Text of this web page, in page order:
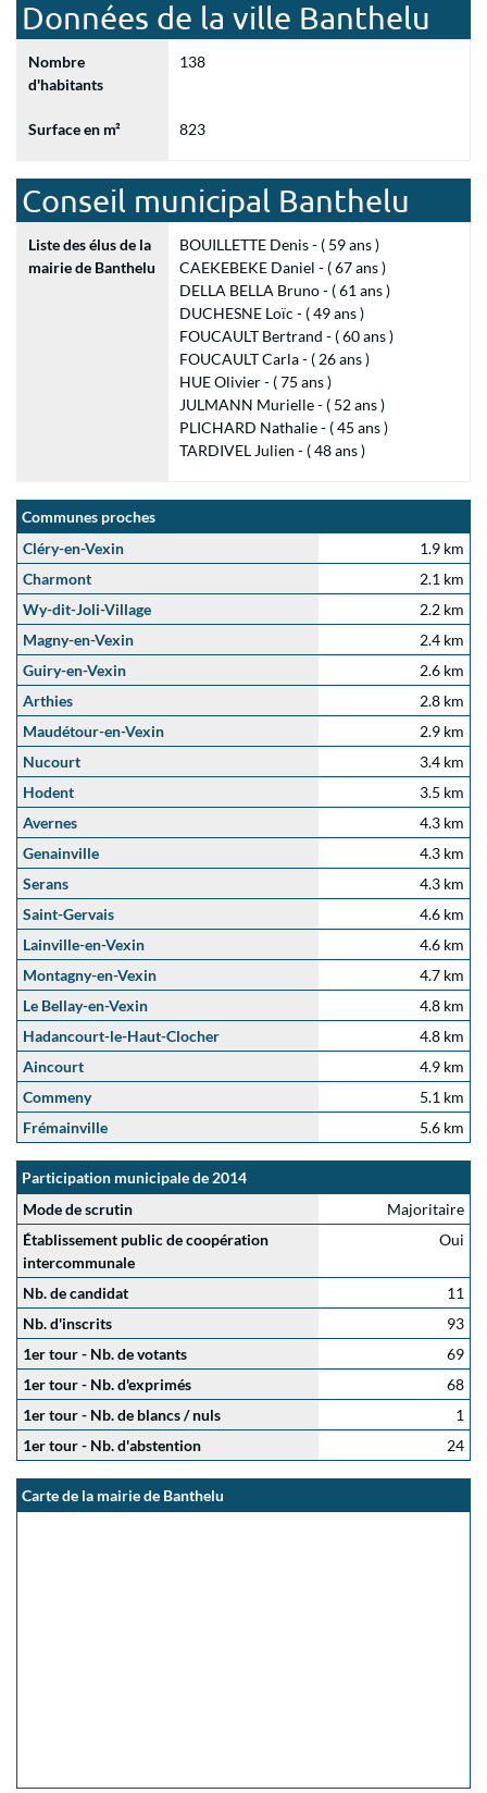
Données de la ville Banthelu
Nombre
d'habitants
138
Surface en m² 823
Conseil municipal Banthelu
Liste des élus de la
mairie de Banthelu
BOUILLETTE Denis - ( 59 ans )
CAEKEBEKE Daniel - ( 67 ans )
DELLA BELLA Bruno - ( 61 ans )
DUCHESNE Loïc - ( 49 ans )
FOUCAULT Bertrand - ( 60 ans )
FOUCAULT Carla - ( 26 ans )
HUE Olivier - ( 75 ans )
JULMANN Murielle - ( 52 ans )
PLICHARD Nathalie - ( 45 ans )
TARDIVEL Julien - ( 48 ans )
Communes proches
Cléry-en-Vexin
1.9 km
Charmont
2.1 km
Wy-dit-Joli-Village
2.2 km
Magny-en-Vexin
2.4 km
Guiry-en-Vexin
2.6 km
Arthies
2.8 km
Maudétour-en-Vexin
2.9 km
Nucourt
3.4 km
Hodent
3.5 km
Avernes
4.3 km
Genainville
4.3 km
Serans
4.3 km
Saint-Gervais
4.6 km
Lainville-en-Vexin
4.6 km
Montagny-en-Vexin
4.7 km
Le Bellay-en-Vexin
4.8 km
Hadancourt-le-Haut-Clocher
4.8 km
Aincourt
4.9 km
Commeny
5.1 km
Frémainville
5.6 km
Participation municipale de 2014
Mode de scrutin
Majoritaire
Établissement public de coopération
intercommunale
Oui
Nb. de candidat
11
Nb. d'inscrits
93
1er tour - Nb. de votants
69
1er tour - Nb. d'exprimés
68
1er tour - Nb. de blancs / nuls
1
1er tour - Nb. d'abstention
24
Carte de la mairie de Banthelu